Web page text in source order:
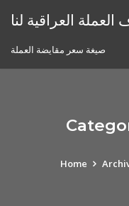
صيغة سعر مقايضة العملة
Home